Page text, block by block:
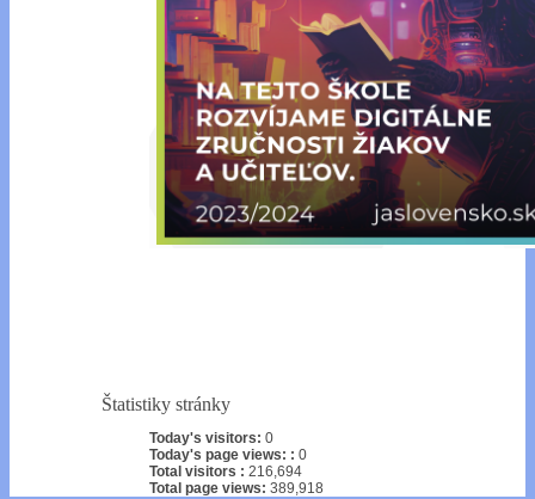
Štatistiky stránky
Today's visitors: 0
Today's page views: : 0
Total visitors : 216,694
Total page views: 389,918